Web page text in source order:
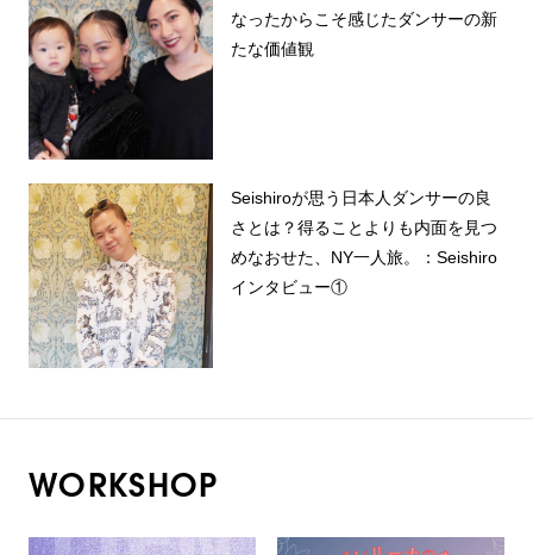
なったからこそ感じたダンサーの新
たな価値観
Seishiroが思う日本人ダンサーの良
さとは？得ることよりも内面を見つ
めなおせた、NY一人旅。：Seishiro
インタビュー①
WORKSHOP